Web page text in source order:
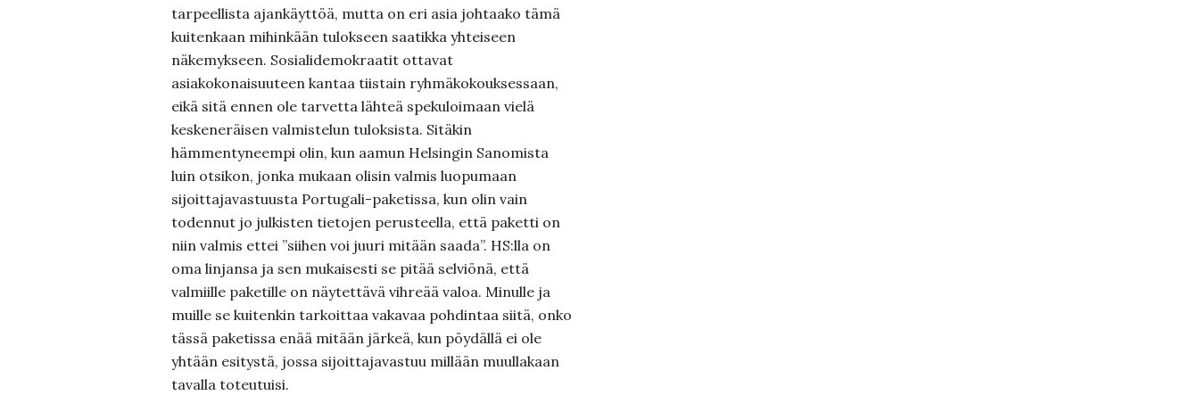
tarpeellista ajankäyttöä, mutta on eri asia johtaako tämä
kuitenkaan mihinkään tulokseen saatikka yhteiseen
näkemykseen. Sosialidemokraatit ottavat
asiakokonaisuuteen kantaa tiistain ryhmäkokouksessaan,
eikä sitä ennen ole tarvetta lähteä spekuloimaan vielä
keskeneräisen valmistelun tuloksista. Sitäkin
hämmentyneempi olin, kun aamun Helsingin Sanomista
luin otsikon, jonka mukaan olisin valmis luopumaan
sijoittajavastuusta Portugali-paketissa, kun olin vain
todennut jo julkisten tietojen perusteella, että paketti on
niin valmis ettei ”siihen voi juuri mitään saada”. HS:lla on
oma linjansa ja sen mukaisesti se pitää selviönä, että
valmiille paketille on näytettävä vihreää valoa. Minulle ja
muille se kuitenkin tarkoittaa vakavaa pohdintaa siitä, onko
tässä paketissa enää mitään järkeä, kun pöydällä ei ole
yhtään esitystä, jossa sijoittajavastuu millään muullakaan
tavalla toteutuisi.